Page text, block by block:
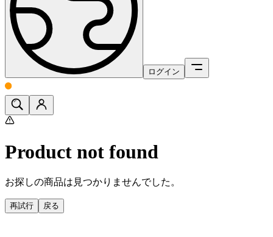
ログイン
Product not found
お探しの商品は見つかりませんでした。
再試行 戻る